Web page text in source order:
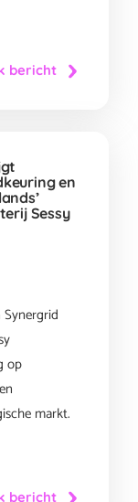
bericht
en
Sessy
op
markt.
bericht